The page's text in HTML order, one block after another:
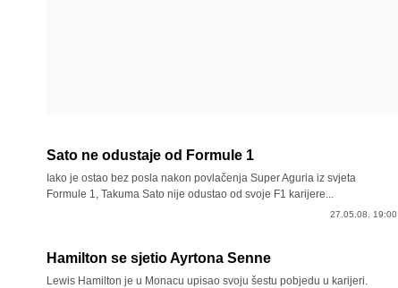
Sato ne odustaje od Formule 1
Iako je ostao bez posla nakon povlačenja Super Aguria iz svjeta
Formule 1, Takuma Sato nije odustao od svoje F1 karijere...
27.05.08. 19:00
Hamilton se sjetio Ayrtona Senne
Lewis Hamilton je u Monacu upisao svoju šestu pobjedu u karijeri.